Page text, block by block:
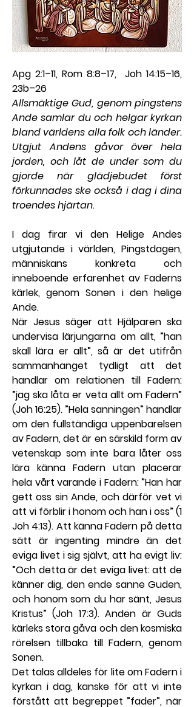
Apg 2:1–11, Rom 8:8–17,  Joh 14:15–16,
23b–26
Allsmäktige Gud, genom pingstens
Ande samlar du och helgar kyrkan
bland världens alla folk och länder.
Utgjut Andens gåvor över hela
jorden, och låt de under som du
gjorde när glädjebudet först
förkunnades ske också i dag i dina
troendes hjärtan.
I dag firar vi den Helige Andes
utgjutande i världen, Pingstdagen,
människans konkreta och
inneboende erfarenhet av Faderns
kärlek, genom Sonen i den helige
Ande.
När Jesus säger att Hjälparen ska
undervisa lärjungarna om allt, ”han
skall lära er allt”, så är det utifrån
sammanhanget tydligt att det
handlar om relationen till Fadern:
”jag ska låta er veta allt om Fadern”
(Joh 16:25). ”Hela sanningen” handlar
om den fullständiga uppenbarelsen
av Fadern, det är en särskild form av
vetenskap som inte bara låter oss
lära känna Fadern utan placerar
hela vårt varande i Fadern: ”Han har
gett oss sin Ande, och därför vet vi
att vi förblir i honom och han i oss” (1
Joh 4:13). Att känna Fadern på detta
sätt är ingenting mindre än det
eviga livet i sig självt, att ha evigt liv:
”Och detta är det eviga livet: att de
känner dig, den ende sanne Guden,
och honom som du har sänt, Jesus
Kristus” (Joh 17:3). Anden är Guds
kärleks stora gåva och den kosmiska
rörelsen tillbaka till Fadern, genom
Sonen.
Det talas alldeles för lite om Fadern i
kyrkan i dag, kanske för att vi inte
förstått att begreppet ”fader”, när